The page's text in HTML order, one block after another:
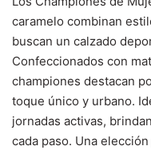
caramelo combinan
buscan un calzado
Confeccionados con
championes destacan
toque único y urbano.
jornadas activas,
cada paso. Una